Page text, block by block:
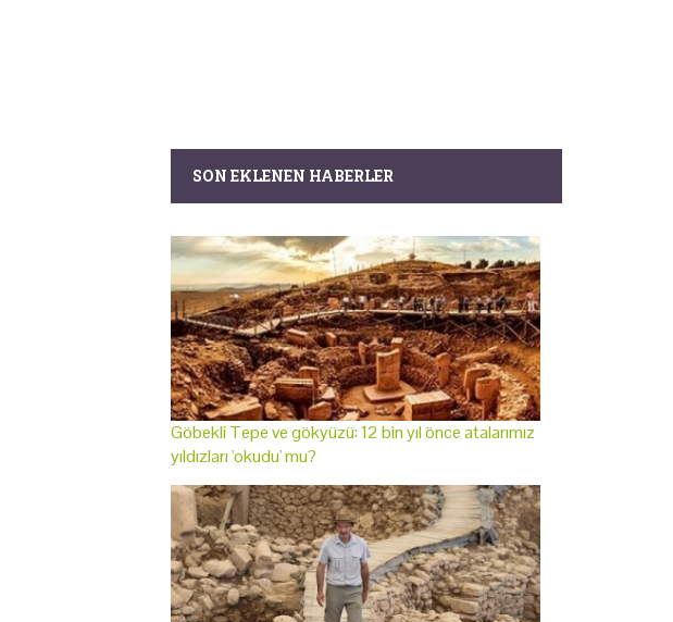
SON EKLENEN HABERLER
Göbekli Tepe ve gökyüzü: 12 bin yıl önce atalarımız
yıldızları 'okudu' mu?